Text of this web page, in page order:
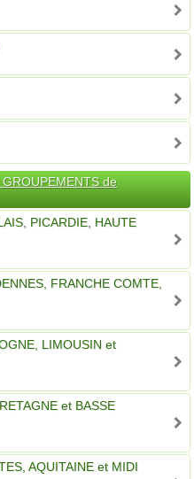
de
PICARDIE, HAUTE
FRANCHE COMTE,
LIMOUSIN et
et BASSE
AQUITAINE et MIDI